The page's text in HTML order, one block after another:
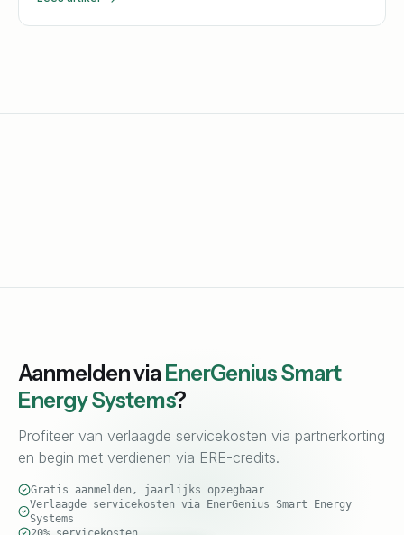
Aanmelden viaEnerGenius Smart
Energy Systems?
Profiteer van verlaagde servicekosten via partnerkorting
en begin met verdienen via ERE-credits.
Gratis aanmelden, jaarlijks opzegbaar
Verlaagde servicekosten via EnerGenius Smart Energy
Systems